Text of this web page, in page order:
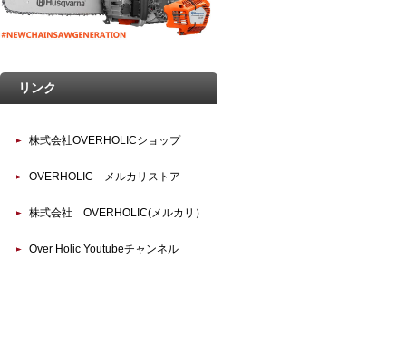
リンク
株式会社OVERHOLICショップ
OVERHOLIC メルカリストア
株式会社 OVERHOLIC(メルカリ）
Over Holic Youtubeチャンネル